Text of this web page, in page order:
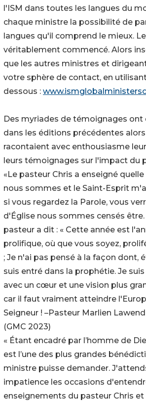
l'ISM dans toutes les langues du
chaque ministre la possibilité de
langues qu'il comprend le mieux.
véritablement commencé. Alors
que les autres ministres et
votre sphère de contact, en
dessous :
Des myriades de témoignages ont
dans les éditions précédentes
racontaient avec enthousiasme
leurs témoignages sur l'impact du
«Le pasteur Chris a enseigné
nous sommes et le Saint-Esprit
si vous regardez la Parole, vous
d'Église nous sommes censés
pasteur a dit : « Cette année est
prolifique, où que vous soyez,
; Je n'ai pas pensé à la façon dont,
suis entré dans la prophétie. Je
avec un cœur et une vision plus
car il faut vraiment atteindre
Seigneur ! –Pasteur Marlien
(GMC 2023)
« Étant encadré par l’homme de
est l’une des plus grandes
ministre puisse demander.
impatience les occasions
enseignements du pasteur Chris